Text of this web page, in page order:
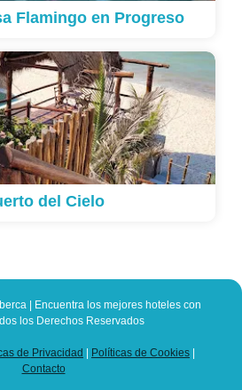
Flamingo en Progreso
del Cielo
| Encuentra los mejores hoteles con
los Derechos Reservados
de Privacidad Políticas de Cookies
Contacto